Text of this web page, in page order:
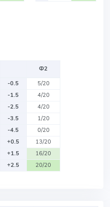
Ф2
-0.5
5/20
-1.5
4/20
-2.5
4/20
-3.5
1/20
-4.5
0/20
+0.5
13/20
+1.5
16/20
+2.5
20/20